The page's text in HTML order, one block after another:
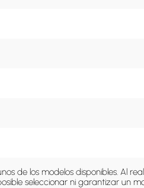
de los modelos disponibles. Al
seleccionar ni garantizar un